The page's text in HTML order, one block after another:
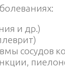
и др.)
сосудов